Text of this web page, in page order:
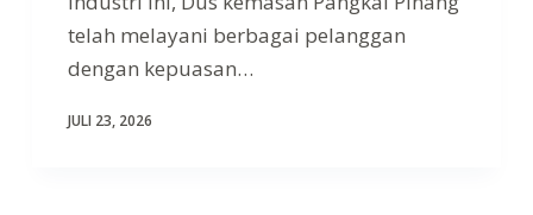
telah melayani berbagai pelanggan
dengan kepuasan…
JULI 23, 2026